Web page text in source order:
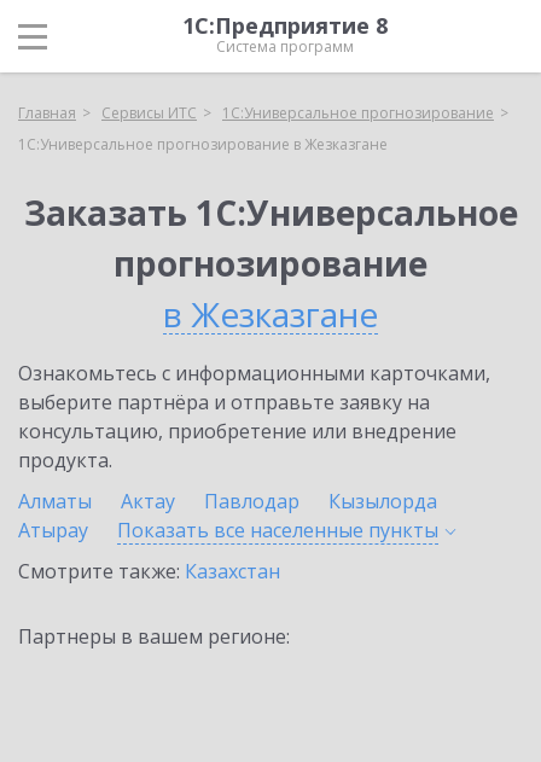
1С:Предприятие 8
Система программ
Главная Сервисы ИТС
1С:Универсальное прогнозирование
1С:Универсальное прогнозирование в Жезказгане
Заказать 1С:Универсальное
прогнозирование
в Жезказгане
Ознакомьтесь с информационными карточками,
выберите партнёра и отправьте заявку на
консультацию, приобретение или внедрение
продукта.
Алматы
Актау Павлодар
Кызылорда
Атырау
Показать все населенные пункты
Смотрите также: Казахстан
Партнеры в вашем регионе: